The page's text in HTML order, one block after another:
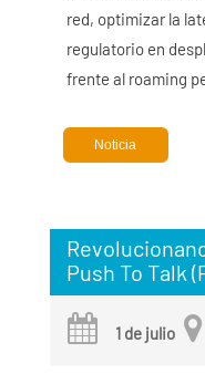
red, optimizar la
regulatorio en
frente al roaming
Noticia
Push To Talk
1 de julio